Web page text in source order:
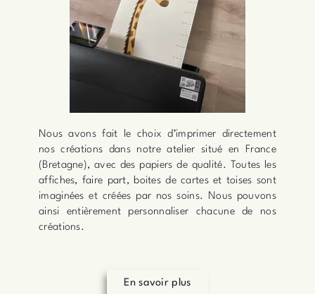
Nous avons fait le choix d’imprimer directement
nos créations dans notre atelier situé en France
(Bretagne), avec des papiers de qualité. Toutes les
affiches, faire part, boites de cartes et toises sont
imaginées et créées par nos soins. Nous pouvons
ainsi entièrement personnaliser chacune de nos
créations.
En savoir plus